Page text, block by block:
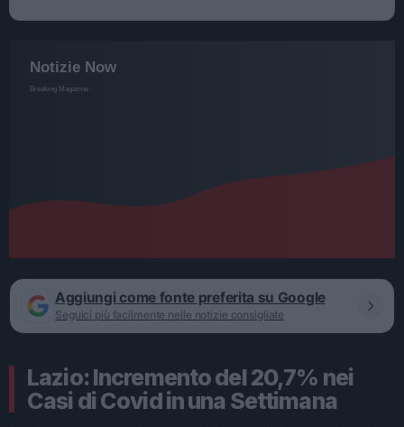
Aggiungi come fonte preferita su Google
Seguici più facilmente nelle notizie consigliate
Lazio: Incremento del 20,7% nei
Casi di Covid in una Settimana